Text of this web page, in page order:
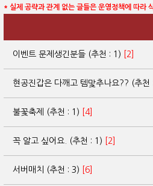
* 실제 공략과 관계 없는 글들은 운영정책에 따라
이벤트 문제생긴분들 (추천 : 1) [2]
현공진갑은 다깨고 템맟추나요?? (추
불꽃축제 (추천 : 1) [4]
꼭 알고 싶어요. (추천 : 1) [2]
서버매치 (추천 : 3) [6]